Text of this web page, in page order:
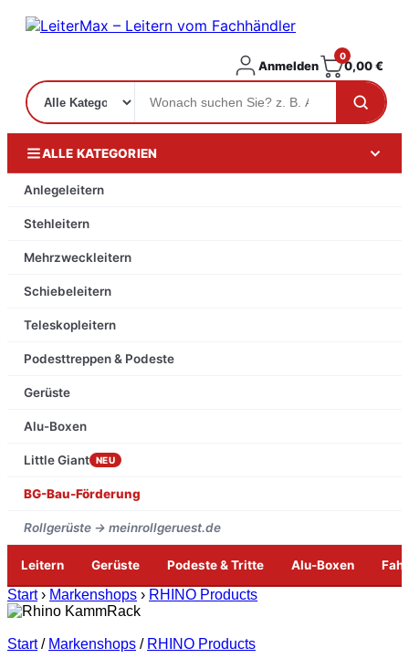
Anmelden
0
0,00€
ALLE KATEGORIEN
Anlegeleitern
Stehleitern
Mehrzweckleitern
Schiebeleitern
Teleskopleitern
Podesttreppen & Podeste
Gerüste
Alu-Boxen
Little Giant NEU
BG-Bau-Förderung
Rollgerüste → meinrollgeruest.de
Leitern Gerüste Podeste & Tritte Alu-Boxen
Zum
Inhalt
Start › Markenshops › RHINO Products
Start / Markenshops / RHINO Products